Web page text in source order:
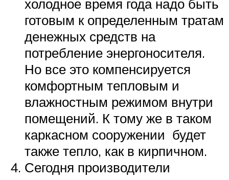
холодное время года надо быть
готовым к определенным тратам
денежных средств на
потребление энергоносителя.
Но все это компенсируется
комфортным тепловым и
влажностным режимом внутри
помещений. К тому же в таком
каркасном сооружении будет
также тепло, как в кирпичном.
Сегодня производители